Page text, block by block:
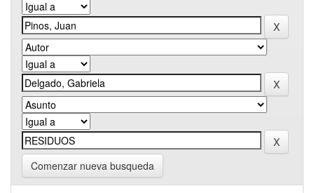
Comenzar nueva busqueda